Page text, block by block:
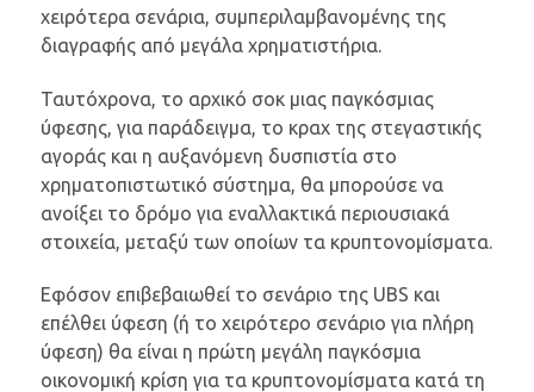
χειρότερα σενάρια, συμπεριλαμβανομένης της
διαγραφής από μεγάλα χρηματιστήρια.
Ταυτόχρονα, το αρχικό σοκ μιας παγκόσμιας
ύφεσης, για παράδειγμα, το κραχ της στεγαστικής
αγοράς και η αυξανόμενη δυσπιστία στο
χρηματοπιστωτικό σύστημα, θα μπορούσε να
ανοίξει το δρόμο για εναλλακτικά περιουσιακά
στοιχεία, μεταξύ των οποίων τα κρυπτονομίσματα.
Εφόσον επιβεβαιωθεί το σενάριο της UBS και
επέλθει ύφεση (ή το χειρότερο σενάριο για πλήρη
ύφεση) θα είναι η πρώτη μεγάλη παγκόσμια
οικονομική κρίση για τα κρυπτονομίσματα κατά τη